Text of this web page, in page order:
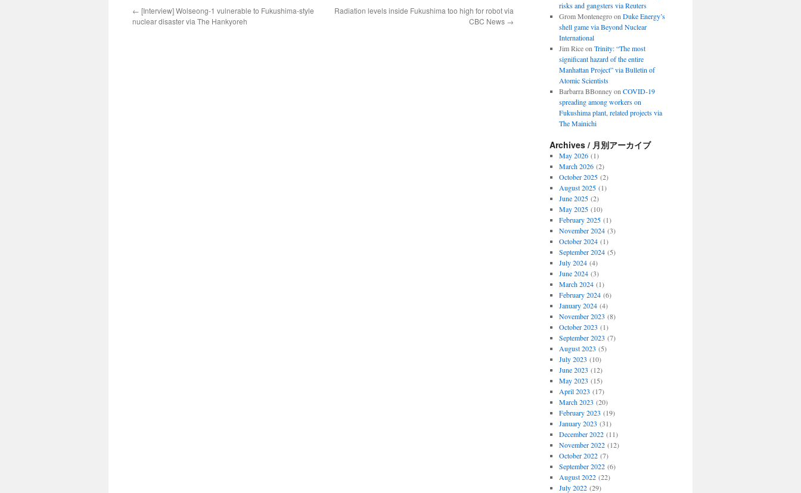
← [Interview] Wolseong-1 vulnerable to Fukushima-style
nuclear disaster via The Hankyoreh
Radiation levels inside Fukushima too high for robot via
CBC News →
risks and gangsters via Reuters
Grom Montenegroon Duke Energy’s
shell game via Beyond Nuclear
International
Jim Riceon Trinity: “The most
significant hazard of the entire
Manhattan Project” via Bulletin of
Atomic Scientists
Barbarra BBonneyon COVID-19
spreading among workers on
Fukushima plant, related projects via
The Mainichi
Archives / 月別アーカイブ
May 2026(1)
March 2026(2)
October 2025(2)
August 2025(1)
June 2025(2)
May 2025(10)
February 2025(1)
November 2024(3)
October 2024(1)
September 2024(5)
July 2024(4)
June 2024(3)
March 2024(1)
February 2024(6)
January 2024(4)
November 2023 (8)
October 2023 (1)
September 2023 (7)
August 2023 (5)
July 2023 (10)
June 2023 (12)
May 2023 (15)
April 2023 (17)
March 2023 (20)
February 2023 (19)
January 2023 (31)
December 2022(11)
November 2022(12)
October 2022(7)
September 2022(6)
August 2022(22)
July 2022(29)